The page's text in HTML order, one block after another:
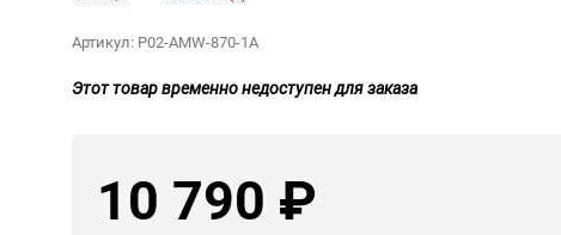
Артикул: P02-AMW-870-1A
Этот товар временно недоступен для заказа
10 790 ₽